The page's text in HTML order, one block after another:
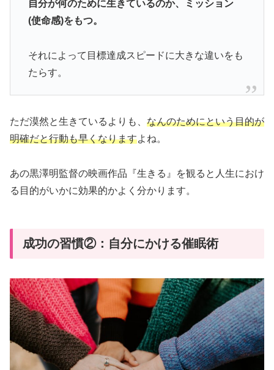
自分が何のために生きているのか、ミッション
(使命感)をもつ。
それによって目標達成スピードに大きな違いをも
たらす。
ただ漠然と生きているよりも、 なんのためにという目的が
明確だと行動も早くなりますよね。
あの黒澤明監督の映画作品『生きる』を観ると人生におけ
る目的がいかに効果的かよく分かります。
成功の習慣②：自分にかける催眠術